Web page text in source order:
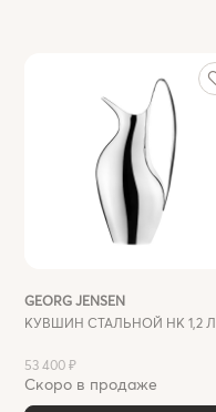
GEORG JENSEN
КУВШИН СТАЛЬНОЙ HK 1,2 Л
53 400 ₽
Скоро в продаже